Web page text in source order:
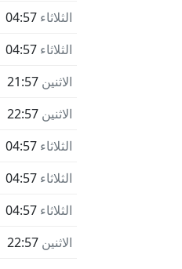
الثلاثاء 04:57
الثلاثاء 04:57
الاثنين 21:57
الاثنين 22:57
الثلاثاء 04:57
الثلاثاء 04:57
الثلاثاء 04:57
الاثنين 22:57